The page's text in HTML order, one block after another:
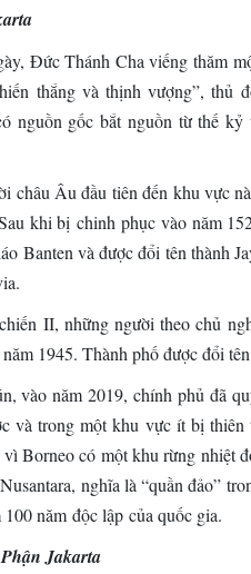
Đức Thánh Cha viếng thăm
thắng và thịnh vượng”, thủ
nguồn gốc bắt nguồn từ thế
châu Âu đầu tiên đến khu vực
khi bị chinh phục vào năm
Banten và được đổi tên thành
II, những người theo chủ
1945. Thành phố được đổi
vào năm 2019, chính phủ đã
và trong một khu vực ít bị
Borneo có một khu rừng nhiệt
nghĩa là “quần đảo”
năm độc lập của quốc gia.
Jakarta